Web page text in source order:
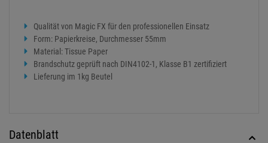
Qualität von Magic FX für den professionellen Einsatz
Form: Papierkreise, Durchmesser 55mm
Material: Tissue Paper
Brandschutz geprüft nach DIN4102-1, Klasse B1 zertifiziert
Lieferung im 1kg Beutel
Datenblatt